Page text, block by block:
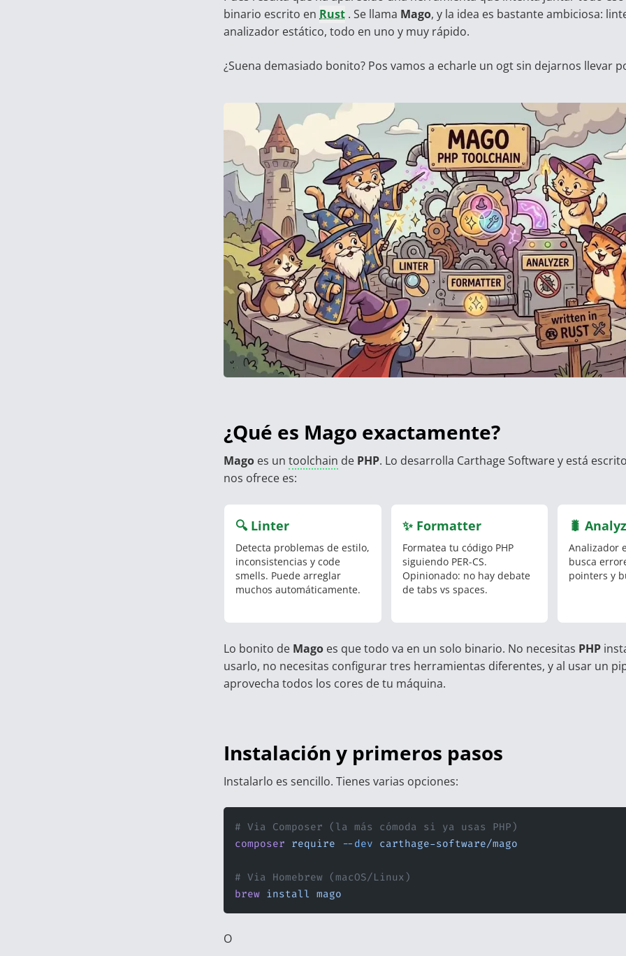
binario escrito en Rust . Se llama Mago, y la idea es bastante ambiciosa:
analizador estático, todo en uno y muy rápido.
¿Suena demasiado bonito? Pos vamos a echarle un ogt sin dejarnos llevar
¿Qué es Mago exactamente?
Mago es un toolchain de PHP. Lo desarrolla Carthage Software y está
nos ofrece es:
🔍 Linter
Detecta problemas de estilo,
inconsistencias y code
smells. Puede arreglar
muchos automáticamente.
✨ Formatter
Formatea tu código PHP
siguiendo PER-CS.
Opinionado: no hay debate
de tabs vs spaces.
🐛
Analizador
busca
pointers y
Lo bonito de Mago es que todo va en un solo binario. No necesitas PHP
usarlo, no necesitas configurar tres herramientas diferentes, y al usar un
aprovecha todos los cores de tu máquina.
Instalación y primeros pasos
Instalarlo es sencillo. Tienes varias opciones:
# Via Composer (la más cómoda si ya usas PHP)
composer require --dev carthage-software/mago
# Via Homebrew (macOS/Linux)
brew install mago
O